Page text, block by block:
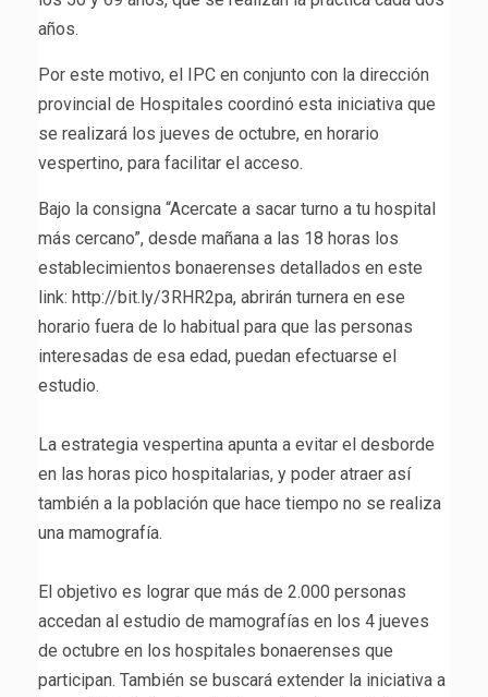
años.
Por este motivo, el IPC en conjunto con la dirección
provincial de Hospitales coordinó esta iniciativa que
se realizará los jueves de octubre, en horario
vespertino, para facilitar el acceso.
Bajo la consigna “Acercate a sacar turno a tu hospital
más cercano”, desde mañana a las 18 horas los
establecimientos bonaerenses detallados en este
link: http://bit.ly/3RHR2pa, abrirán turnera en ese
horario fuera de lo habitual para que las personas
interesadas de esa edad, puedan efectuarse el
estudio.
La estrategia vespertina apunta a evitar el desborde
en las horas pico hospitalarias, y poder atraer así
también a la población que hace tiempo no se realiza
una mamografía.
El objetivo es lograr que más de 2.000 personas
accedan al estudio de mamografías en los 4 jueves
de octubre en los hospitales bonaerenses que
participan. También se buscará extender la iniciativa a